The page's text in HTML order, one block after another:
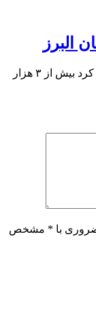
البرز
مدیر جهاد کشاورزی شهرستان البرز پیش بینی کرد بیش از ۳ هزار
ضروری با * مشخص